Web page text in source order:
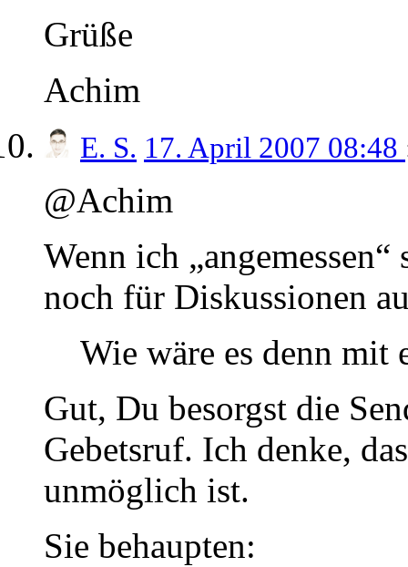
Grüße
Achim
E. S. 17. April 2007 08:48
@Achim
Wenn ich
noch für Diskussionen
Wie wäre es denn
Gut, Du besorgst die
Gebetsruf. Ich denke,
unmöglich ist.
Sie behaupten: